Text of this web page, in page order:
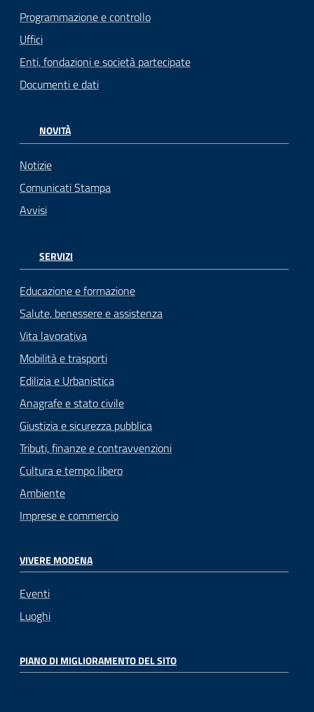
Programmazione e controllo
Uffici
Enti, fondazioni e società partecipate
Documenti e dati
NOVITÀ
Notizie
Comunicati Stampa
Avvisi
SERVIZI
Educazione e formazione
Salute, benessere e assistenza
Vita lavorativa
Mobilità e trasporti
Edilizia e Urbanistica
Anagrafe e stato civile
Giustizia e sicurezza pubblica
Tributi, finanze e contravvenzioni
Cultura e tempo libero
Ambiente
Imprese e commercio
VIVERE MODENA
Eventi
Luoghi
PIANO DI MIGLIORAMENTO DEL SITO